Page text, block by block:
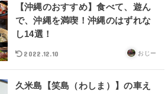
【沖縄のおすすめ】食べて、遊ん
で、沖縄を満喫！沖縄のはずれな
し14選！
2022.12.10 おじー
久米島【笑島（わしま）】の車え